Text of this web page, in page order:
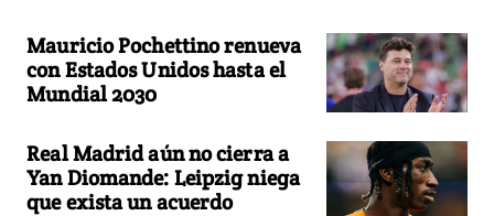
Mauricio Pochettino renueva
con Estados Unidos hasta el
Mundial 2030
Real Madrid aún no cierra a
Yan Diomande: Leipzig niega
que exista un acuerdo